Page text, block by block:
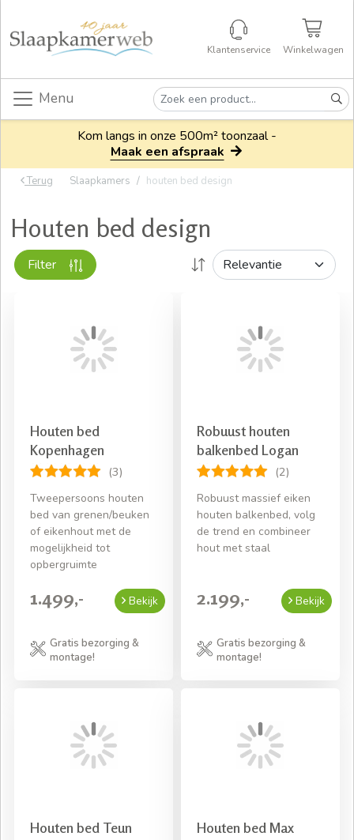
Klantenservice Winkelwagen
Menu
Kom langs in onze 500m² toonzaal -
Maak een afspraak
Terug Slaapkamers houten bed design
Houten bed design
Filter
Houten bed
Kopenhagen
(3)
Tweepersoons houten
bed van grenen/beuken
of eikenhout met de
mogelijkheid tot
opbergruimte
1.499,- Bekijk
Gratis bezorging &
montage!
Robuust houten
balkenbed Logan
(2)
Robuust massief eiken
houten balkenbed, volg
de trend en combineer
hout met staal
2.199,- Bekijk
Gratis bezorging &
montage!
Houten bed Teun Houten bed Max